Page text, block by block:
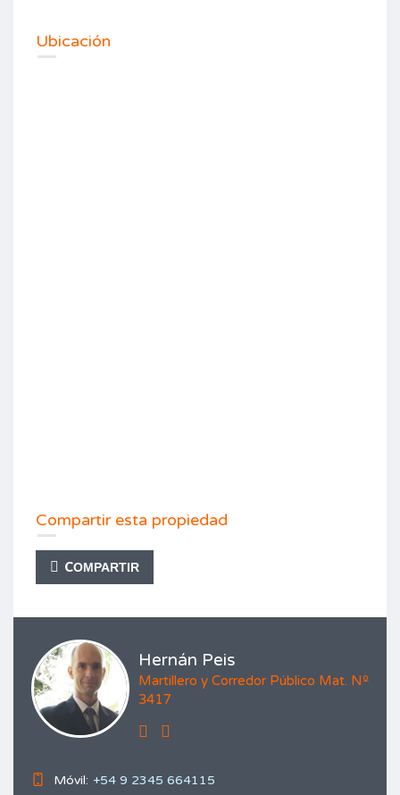
Ubicación
Compartir esta propiedad
COMPARTIR
Hernán Peis
Martillero y Corredor Público Mat. Nº
3417
Móvil: +54 9 2345 664115